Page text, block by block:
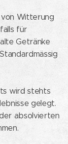
Witterung
für
Getränke
wird stehts
gelegt.
absolvierten